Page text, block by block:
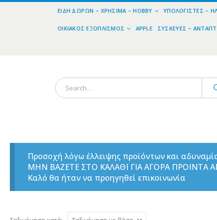
ΕΊΔΗ ΔΏΡΩΝ – ΧΡΉΣΙΜΑ – HOBBY ΥΠΟΛΟΓΙΣΤΈΣ –
ΟΙΚΙΑΚΌΣ ΕΞΟΠΛΙΣΜΌΣ APPLE ΣΥΣΚΕΥΈΣ –
Προσοχή λόγω έλλειψης προϊόντων και
ΜΗΝ ΒΑΖΕΤΕ ΣΤΟ ΚΑΛΑΘΙ ΓΙΑ ΑΓΟΡΑ
Καλό θα ήταν να προηγηθεί επικοινωνία